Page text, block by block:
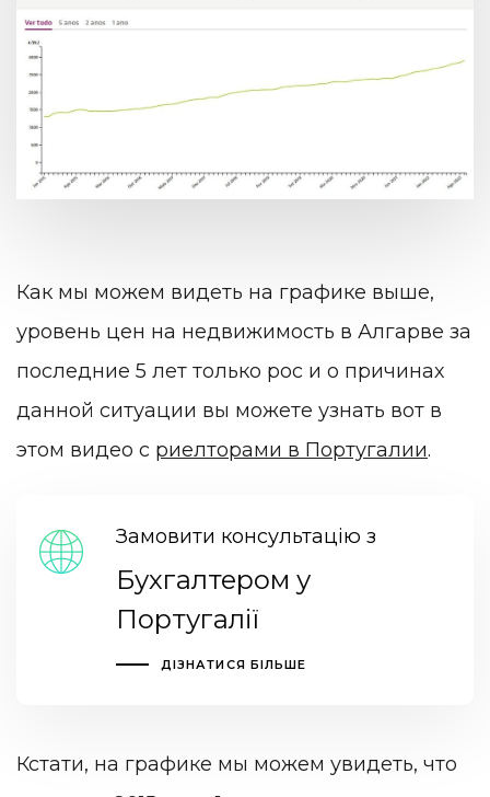
Как мы можем видеть на графике выше,
уровень цен на недвижимость в Алгарве за
последние 5 лет только рос и о причинах
данной ситуации вы можете узнать вот в
этом видео с риелторами в Португалии.
Замовити консультацію з
Бухгалтером у
Португалії
ДІЗНАТИСЯ БІЛЬШЕ
Кстати, на графике мы можем увидеть, что